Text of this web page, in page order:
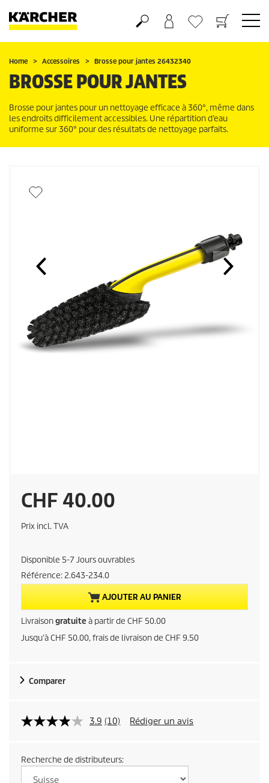
Panier
Liste d'envies
Home Accessoires Brosse pour jantes 26432340
BROSSE POUR JANTES
Brosse pour jantes pour un nettoyage efficace à 360°, même dans
les endroits difficilement accessibles. Une répartition d’eau
uniforme sur 360° pour des résultats de nettoyage parfaits.
P
r
x
a
c
t
u
l
u
CHF 40.00
Prix incl. TVA
Disponible 5-7 Jours ouvrables
Référence: 2.643-234.0
AJOUTER AU PANIER
Livraisongratuite à partir de CHF 50.00
Jusqu’à CHF 50.00, frais de livraison de CHF 9.50
Comparer
3.9 (10) Rédiger un avis
Recherche de distributeurs: